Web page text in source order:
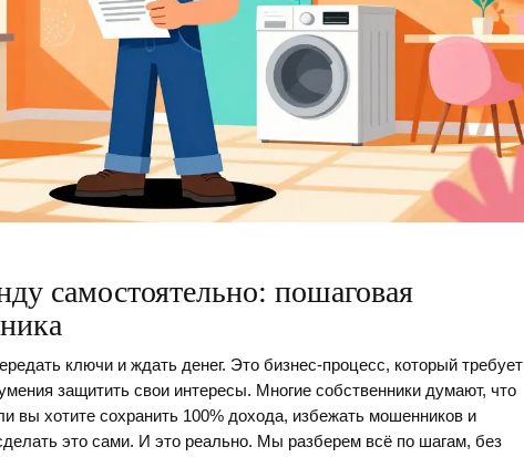
самостоятельно: пошаговая
ключи и ждать денег. Это бизнес-процесс, который требует
защитить свои интересы. Многие собственники думают, что
вы хотите сохранить 100% дохода, избежать мошенников и
это сами. И это реально. Мы разберем всё по шагам, без